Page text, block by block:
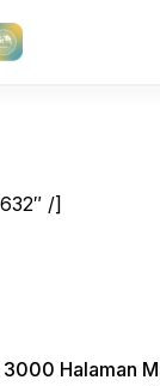
/]
Halaman